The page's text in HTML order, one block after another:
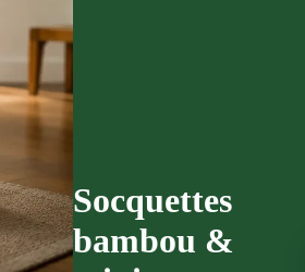
Socquettes
bambou &